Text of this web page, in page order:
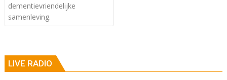
dementievriendelijke
samenleving.
LIVE RADIO